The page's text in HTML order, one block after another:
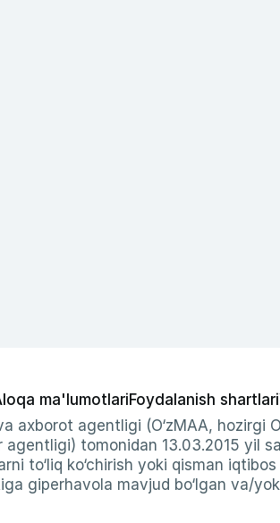
ma'lumotlariFoydalanish shartlari
axborot agentligi (O‘zMAA, hozirgi
tomonidan 13.03.2015 yil
to‘liq ko‘chirish yoki qisman
giperhavola mavjud bo‘lgan va/